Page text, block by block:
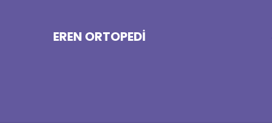
EREN ORTOPEDI